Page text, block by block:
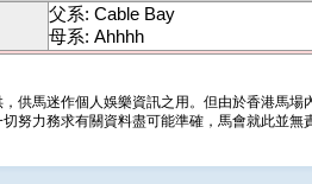
父系: Cable Bay
母系: Ahhhh
供馬迷作個人娛樂資訊之用。但由於香港馬
努力務求有關資料盡可能準確，馬會就此並